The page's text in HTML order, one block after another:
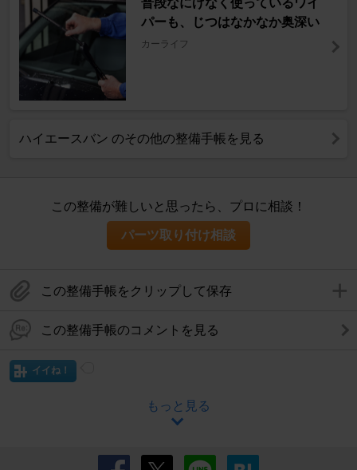
パーも、じつはなかなか奥深い
カーライフ
ハイエースバン のその他の整備手帳を見る
この整備が難しいと思ったら、プロに相談！
パーツ取り付け相談
この整備手帳をクリップして保存
この整備手帳のコメントを見る
イイね！
もっと見る